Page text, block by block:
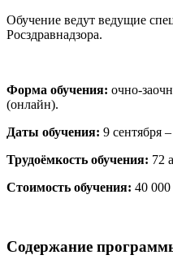
Обучение ведут ведущие
Росздравнадзора.
Форма обучения: очно-
(онлайн).
Даты обучения: 9 сентября
Трудоёмкость обучения: 72
Стоимость обучения: 40
Содержание